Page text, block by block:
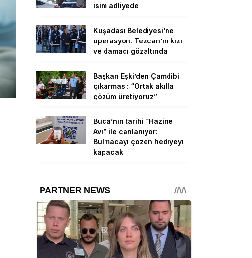
isim adliyede
Kuşadası Belediyesi’ne
operasyon: Tezcan’ın kızı
ve damadı gözaltında
Başkan Eşki’den Çamdibi
çıkarması: “Ortak akılla
çözüm üretiyoruz”
Buca’nın tarihi “Hazine
Avı” ile canlanıyor:
Bulmacayı çözen hediyeyi
kapacak